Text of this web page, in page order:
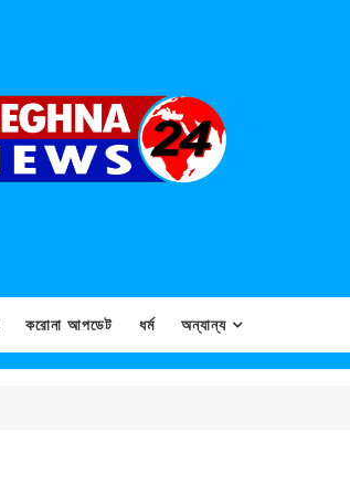
করোনা আপডেট ধর্ম অন্যান্য